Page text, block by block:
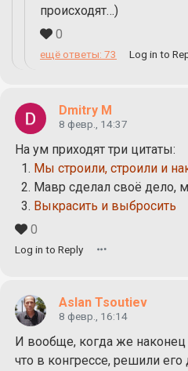
происходят…)
0
ещё ответы: 73 Log in to
Dmitry M
8 февр., 14:37
На ум приходят три цитаты:
Мы строили, строили и
Мавр сделал своё дело,
Выкрасить и выбросить
0
Log in to Reply
Aslan Tsoutiev
8 февр., 16:14
И вообще, когда же наконец
что в конгрессе, решили его